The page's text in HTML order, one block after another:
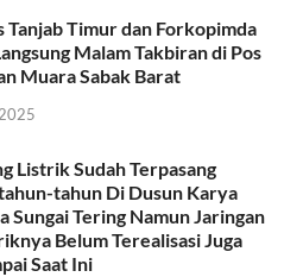
Tanjab Timur dan Forkopimda
Malam Takbiran di Pos
Muara Sabak Barat
Listrik Sudah Terpasang
tahun Di Dusun Karya
Sungai Tering Namun Jaringan
Belum Terealisasi Juga
Saat Ini